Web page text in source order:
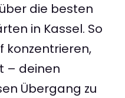
die besten
in Kassel. So
konzentrieren,
– deinen
Übergang zu